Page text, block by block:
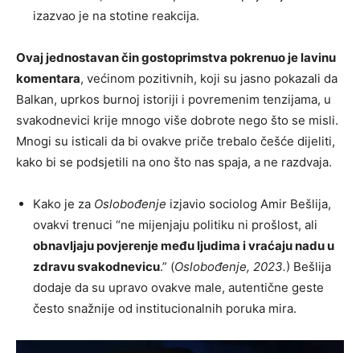
izazvao je na stotine reakcija.
Ovaj jednostavan čin gostoprimstva pokrenuo je lavinu
komentara, većinom pozitivnih, koji su jasno pokazali da
Balkan, uprkos burnoj istoriji i povremenim tenzijama, u
svakodnevici krije mnogo više dobrote nego što se misli.
Mnogi su isticali da bi ovakve priče trebalo češće dijeliti,
kako bi se podsjetili na ono što nas spaja, a ne razdvaja.
Kako je za Oslobođenje izjavio sociolog Amir Bešlija,
ovakvi trenuci “ne mijenjaju politiku ni prošlost, ali
obnavljaju povjerenje među ljudima i vraćaju nadu u
zdravu svakodnevicu.” (Oslobođenje, 2023.) Bešlija
dodaje da su upravo ovakve male, autentične geste
često snažnije od institucionalnih poruka mira.